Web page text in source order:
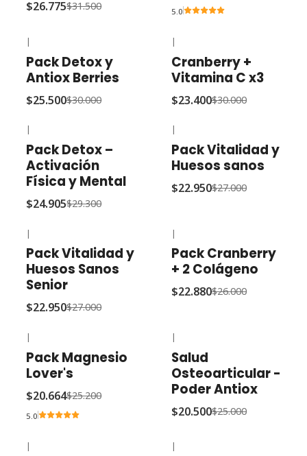
$26.775$31.500 5.0
|
Pack Detox y
Antiox Berries
$25.500$30.000
|
Cranberry +
Vitamina C x3
$23.400$30.000
|
Pack Detox –
Activación
Física y Mental
$24.905$29.300
|
Pack Vitalidad y
Huesos sanos
$22.950$27.000
|
Pack Vitalidad y
Huesos Sanos
Senior
$22.950$27.000
|
Pack Cranberry
+ 2 Colágeno
$22.880$26.000
|
Pack Magnesio
Lover's
$20.664$25.200
5.0
|
Salud
Osteoarticular -
Poder Antiox
$20.500$25.000
| |